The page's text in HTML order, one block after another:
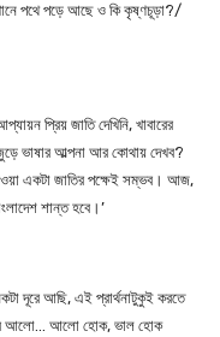
পথে পড়ে আছে ও কি কৃষ্ণচূড়া?/
প্রিয় জাতি দেখিনি, খাবারের
ভাষার আল্পনা আর কোথায় দেখব?
একটা জাতির পক্ষেই সম্ভব। আজ,
শান্ত হবে।’
দূরে আছি, এই প্রার্থনাটুকুই করতে
আলো… আলো হোক, ভাল হোক